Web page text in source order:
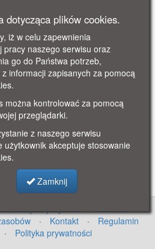
ok. 1900
ze
Hotel Waldhasuchen.
oraz park
o projekcie · Cennik
·
· Kontakt ·
Regulamin
· Polityka prywatności
dotycząca plików cookies.
iż w celu zapewnienia
pracy naszego serwisu oraz
go do Państwa potrzeb,
informacji zapisanych za pomocą
można kontrolować za pomocą
przeglądarki.
z naszego serwisu
użytkownik akceptuje stosowanie
Zamknij